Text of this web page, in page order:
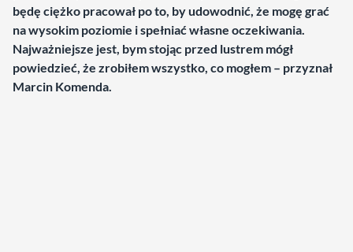
będę ciężko pracował po to, by udowodnić, że mogę grać
na wysokim poziomie i spełniać własne oczekiwania.
Najważniejsze jest, bym stojąc przed lustrem mógł
powiedzieć, że zrobiłem wszystko, co mogłem – przyznał
Marcin Komenda.